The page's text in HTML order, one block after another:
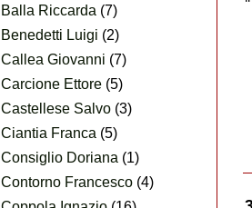
Balla Riccarda (7)
Benedetti Luigi (2)
Callea Giovanni (7)
Carcione Ettore (5)
Castellese Salvo (3)
Ciantia Franca (5)
Consiglio Doriana (1)
Contorno Francesco (4)